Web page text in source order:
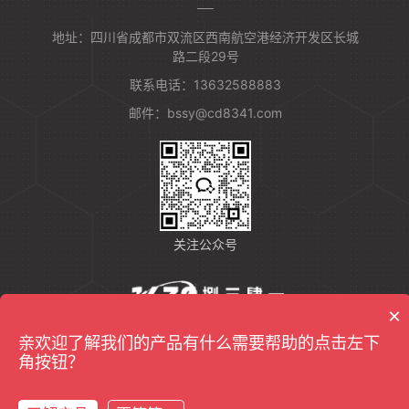
地址：四川省成都市双流区西南航空港经济开发区长城
路二段29号
联系电话：13632588883
邮件：bssy@cd8341.com
关注公众号
友情链接： 反无人机设备
Copyrights@2022成都捌三肆一信息技术有限公司版权所有
×
亲欢迎了解我们的产品有什么需要帮助的点击左下
角按钮？